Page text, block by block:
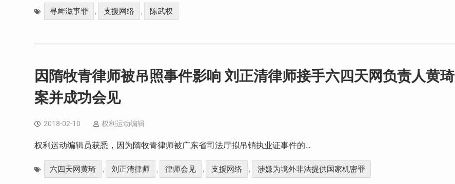
寻衅滋事罪 , 支援网络 , 陈武权
因隋牧青律师被吊照事件影响 刘正清律师接手六四天网负责人黄琦
案并成功会见
2018-02-10 权利运动编辑
权利运动编辑员获悉，因为隋牧青律师被广东省司法厅拟吊销执业证事件的…
六四天网黄琦 , 刘正清律师 , 律师会见 , 支援网络 , 涉嫌为境外非法提供国家机密罪